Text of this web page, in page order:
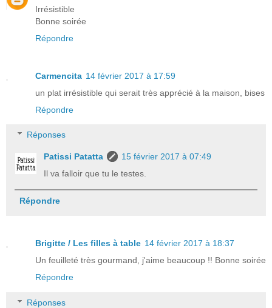
Irrésistible
Bonne soirée
Répondre
Carmencita 14 février 2017 à 17:59
un plat irrésistible qui serait très apprécié à la maison, bises
Répondre
Réponses
Patissi Patatta
15 février 2017 à 07:49
Il va falloir que tu le testes.
Répondre
Brigitte / Les filles à table 14 février 2017 à 18:37
Un feuilleté très gourmand, j'aime beaucoup !! Bonne soirée
Répondre
Réponses